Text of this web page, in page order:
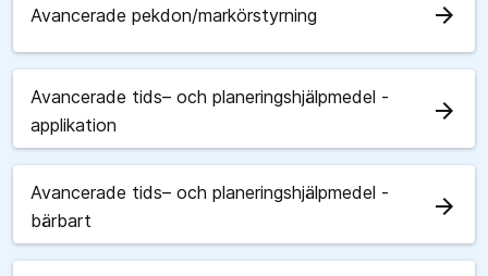
Avancerade pekdon/markörstyrning arrow_forward
Avancerade tids– och planeringshjälpmedel -
applikation
arrow_forward
Avancerade tids– och planeringshjälpmedel -
bärbart
arrow_forward